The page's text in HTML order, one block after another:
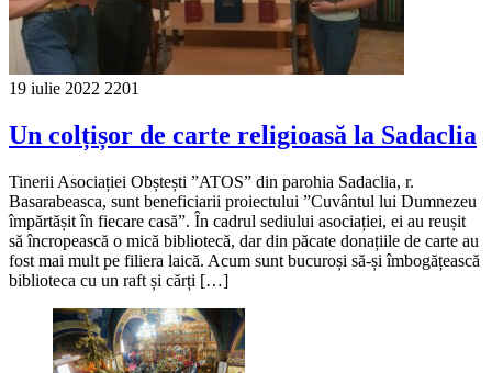
19 iulie 2022 2201
Un colțișor de carte religioasă la Sadaclia
Tinerii Asociației Obștești ”ATOS” din parohia Sadaclia, r.
Basarabeasca, sunt beneficiarii proiectului ”Cuvântul lui Dumnezeu
împărtășit în fiecare casă”. În cadrul sediului asociației, ei au reușit
să încropească o mică bibliotecă, dar din păcate donațiile de carte au
fost mai mult pe filiera laică. Acum sunt bucuroși să-și îmbogățească
biblioteca cu un raft și cărți […]